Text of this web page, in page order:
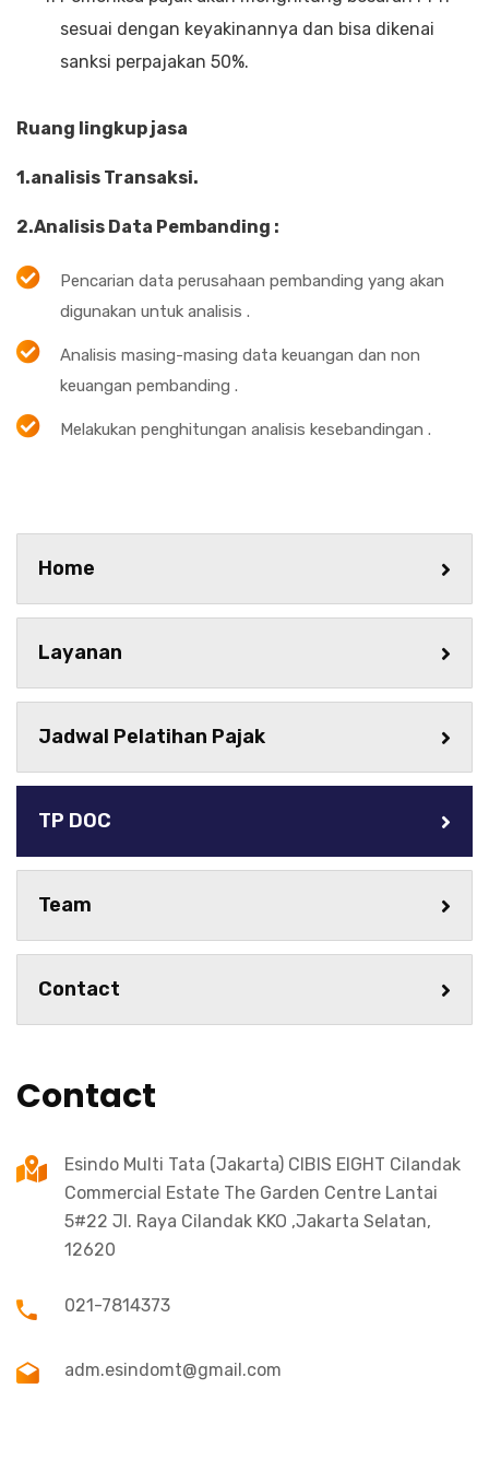
sesuai dengan keyakinannya dan bisa dikenai
sanksi perpajakan 50%.
Ruang lingkup jasa
1.analisis Transaksi.
2.Analisis Data Pembanding :
Pencarian data perusahaan pembanding yang akan
digunakan untuk analisis .
Analisis masing-masing data keuangan dan non
keuangan pembanding .
Melakukan penghitungan analisis kesebandingan .
Home
Layanan
Jadwal Pelatihan Pajak
TP DOC
Team
Contact
Contact
Esindo Multi Tata (Jakarta) CIBIS EIGHT Cilandak
Commercial Estate The Garden Centre Lantai
5#22 Jl. Raya Cilandak KKO ,Jakarta Selatan,
12620
021-7814373
adm.esindomt@gmail.com